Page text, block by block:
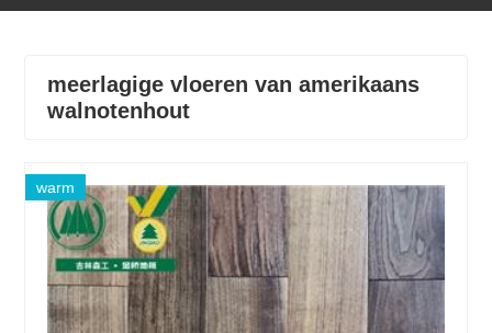
meerlagige vloeren van amerikaans
walnotenhout
warm